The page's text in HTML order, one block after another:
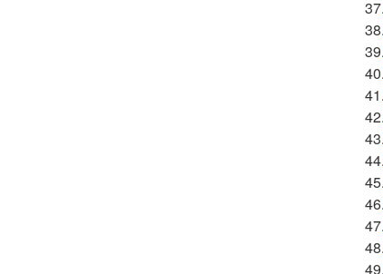
37.
38.
39.
40.
41.
42.
43.
44.
45.
46.
47.
48.
49.